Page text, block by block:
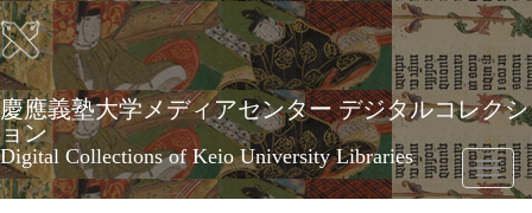
Skip
to
main
content
慶應義塾大学メディアセンター デジタルコレクシ
ョン
Digital Collections of Keio University Libraries
Toggle